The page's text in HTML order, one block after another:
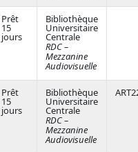
Prêt
15
jours
Bibliothèque
Universitaire
Centrale
RDC –
Mezzanine
Audiovisuelle
Prêt
15
jours
Bibliothèque
Universitaire
Centrale
RDC –
Mezzanine
Audiovisuelle